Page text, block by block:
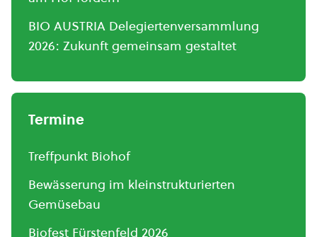
BIO AUSTRIA Delegiertenversammlung
2026: Zukunft gemeinsam gestaltet
Termine
Treffpunkt Biohof
Bewässerung im kleinstrukturierten
Gemüsebau
Biofest Fürstenfeld 2026